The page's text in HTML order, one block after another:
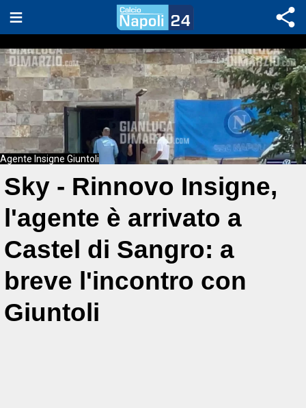
Agente Insigne Giuntoli
Sky - Rinnovo Insigne,
l'agente è arrivato a
Castel di Sangro: a
breve l'incontro con
Giuntoli